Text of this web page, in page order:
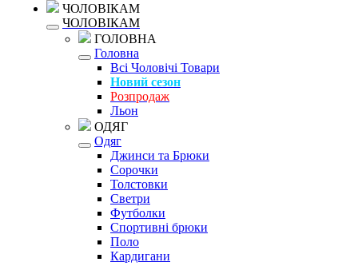
ЧОЛОВІКАМ
ЧОЛОВІКАМ
ГОЛОВНА
Головна
Всі Чоловічі Товари
Новий сезон
Розпродаж
Льон
ОДЯГ
Одяг
Джинси та Брюки
Сорочки
Толстовки
Светри
Футболки
Спортивні брюки
Поло
Кардигани